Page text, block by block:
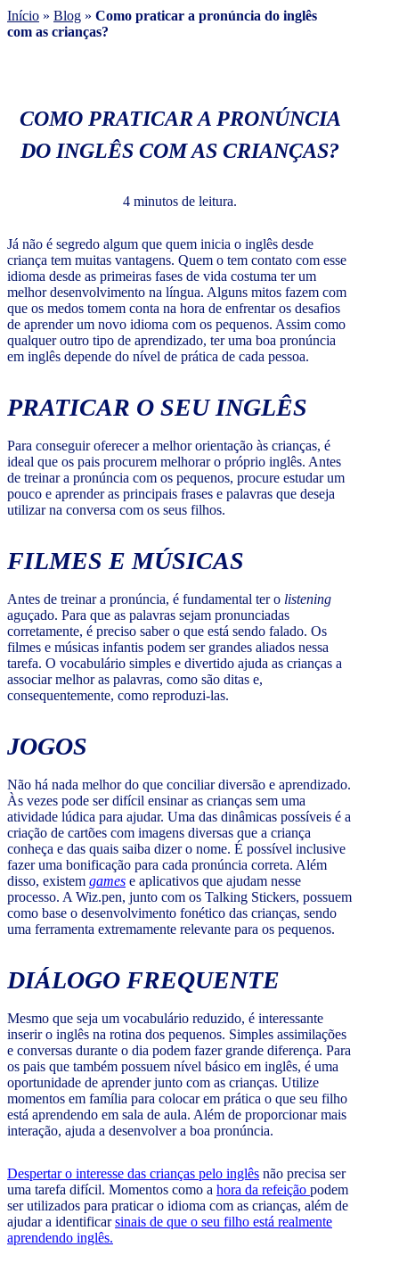
Início » Blog » Como praticar a pronúncia do inglês
com as crianças?
COMO PRATICAR A PRONÚNCIA
DO INGLÊS COM AS CRIANÇAS?
4 minutos de leitura.
Já não é segredo algum que quem inicia o inglês desde
criança tem muitas vantagens. Quem o tem contato com esse
idioma desde as primeiras fases de vida costuma ter um
melhor desenvolvimento na língua. Alguns mitos fazem com
que os medos tomem conta na hora de enfrentar os desafios
de aprender um novo idioma com os pequenos. Assim como
qualquer outro tipo de aprendizado, ter uma boa pronúncia
em inglês depende do nível de prática de cada pessoa.
PRATICAR O SEU INGLÊS
Para conseguir oferecer a melhor orientação às crianças, é
ideal que os pais procurem melhorar o próprio inglês. Antes
de treinar a pronúncia com os pequenos, procure estudar um
pouco e aprender as principais frases e palavras que deseja
utilizar na conversa com os seus filhos.
FILMES E MÚSICAS
Antes de treinar a pronúncia, é fundamental ter o listening
aguçado. Para que as palavras sejam pronunciadas
corretamente, é preciso saber o que está sendo falado. Os
filmes e músicas infantis podem ser grandes aliados nessa
tarefa. O vocabulário simples e divertido ajuda as crianças a
associar melhor as palavras, como são ditas e,
consequentemente, como reproduzi-las.
JOGOS
Não há nada melhor do que conciliar diversão e aprendizado.
Às vezes pode ser difícil ensinar as crianças sem uma
atividade lúdica para ajudar. Uma das dinâmicas possíveis é a
criação de cartões com imagens diversas que a criança
conheça e das quais saiba dizer o nome. É possível inclusive
fazer uma bonificação para cada pronúncia correta. Além
disso, existem games e aplicativos que ajudam nesse
processo. A Wiz.pen, junto com os Talking Stickers, possuem
como base o desenvolvimento fonético das crianças, sendo
uma ferramenta extremamente relevante para os pequenos.
DIÁLOGO FREQUENTE
Mesmo que seja um vocabulário reduzido, é interessante
inserir o inglês na rotina dos pequenos. Simples assimilações
e conversas durante o dia podem fazer grande diferença. Para
os pais que também possuem nível básico em inglês, é uma
oportunidade de aprender junto com as crianças. Utilize
momentos em família para colocar em prática o que seu filho
está aprendendo em sala de aula. Além de proporcionar mais
interação, ajuda a desenvolver a boa pronúncia.
Despertar o interesse das crianças pelo inglês não precisa ser
uma tarefa difícil. Momentos como a hora da refeição podem
ser utilizados para praticar o idioma com as crianças, além de
ajudar a identificarsinais de que o seu filho está realmente
aprendendo inglês.